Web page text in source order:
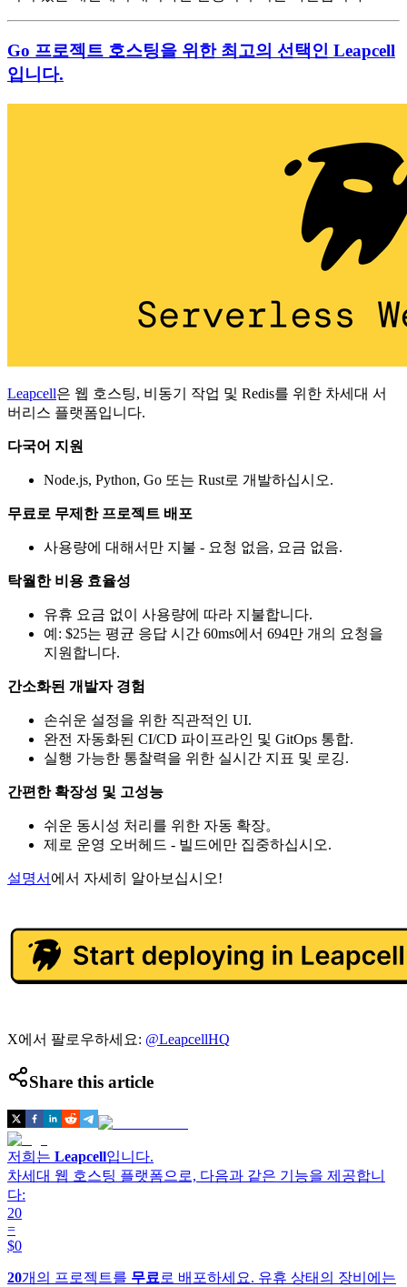
Go 프로젝트 호스팅을 위한 최고의 선택인 Leapcell
입니다.
Leapcell은 웹 호스팅, 비동기 작업 및 Redis를 위한 차세대 서
버리스 플랫폼입니다.
다국어 지원
Node.js, Python, Go 또는 Rust로 개발하십시오.
무료로 무제한 프로젝트 배포
사용량에 대해서만 지불 - 요청 없음, 요금 없음.
탁월한 비용 효율성
유휴 요금 없이 사용량에 따라 지불합니다.
예: $25는 평균 응답 시간 60ms에서 694만 개의 요청을
지원합니다.
간소화된 개발자 경험
손쉬운 설정을 위한 직관적인 UI.
완전 자동화된 CI/CD 파이프라인 및 GitOps 통합.
실행 가능한 통찰력을 위한 실시간 지표 및 로깅.
간편한 확장성 및 고성능
쉬운 동시성 처리를 위한 자동 확장。
제로 운영 오버헤드 - 빌드에만 집중하십시오.
설명서 에서 자세히 알아보십시오!
X에서 팔로우하세요: @LeapcellHQ
Share this article
저희는 Leapcell입니다.
차세대 웹 호스팅 플랫폼으로, 다음과 같은 기능을 제공합니
다:
20
=
$0
20개의 프로젝트를 무료 로 배포하세요. 유휴 상태의 장비에는